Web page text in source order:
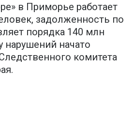
в Приморье работает
задолженность по
порядка 140 млн
нарушений начато
комитета